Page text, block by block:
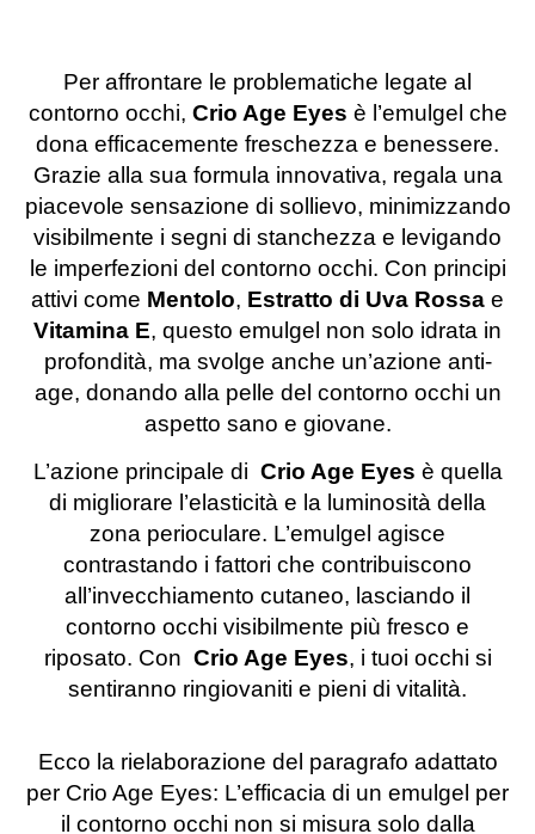
Per affrontare le problematiche legate al
contorno occhi, Crio Age Eyes è l’emulgel che
dona efficacemente freschezza e benessere.
Grazie alla sua formula innovativa, regala una
piacevole sensazione di sollievo, minimizzando
visibilmente i segni di stanchezza e levigando
le imperfezioni del contorno occhi. Con principi
attivi come Mentolo, Estratto di Uva Rossa e
Vitamina E, questo emulgel non solo idrata in
profondità, ma svolge anche un’azione anti-
age, donando alla pelle del contorno occhi un
aspetto sano e giovane.
L’azione principale di Crio Age Eyes è quella
di migliorare l’elasticità e la luminosità della
zona perioculare. L’emulgel agisce
contrastando i fattori che contribuiscono
all’invecchiamento cutaneo, lasciando il
contorno occhi visibilmente più fresco e
riposato. Con Crio Age Eyes, i tuoi occhi si
sentiranno ringiovaniti e pieni di vitalità.
Ecco la rielaborazione del paragrafo adattato
per Crio Age Eyes: L’efficacia di un emulgel per
il contorno occhi non si misura solo dalla